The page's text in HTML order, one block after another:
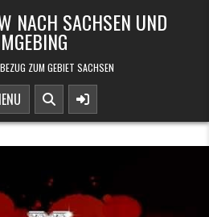
NACH SACHSEN UND
ZUM GEBIET SACHSEN